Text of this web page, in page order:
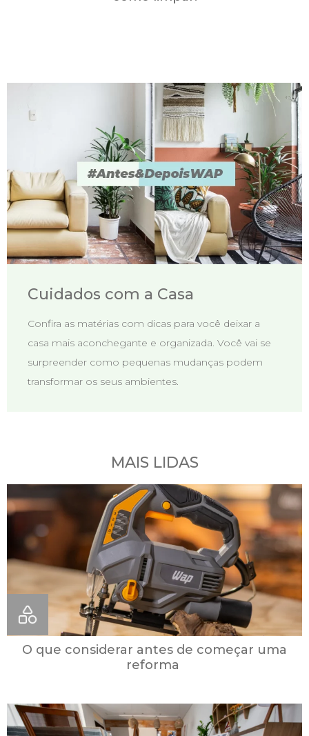
Cuidados com a Casa
Confira as matérias com dicas para você deixar a
casa mais aconchegante e organizada. Você vai se
surpreender como pequenas mudanças podem
transformar os seus ambientes.
MAIS LIDAS
O que considerar antes de começar uma
reforma